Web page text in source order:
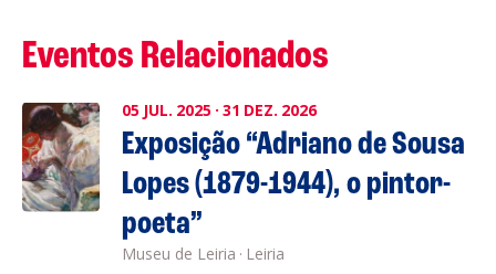
Eventos Relacionados
05 JUL. 2025 · 31 DEZ. 2026
Exposição “Adriano de Sousa
Lopes (1879-1944), o pintor-
poeta”
Museu de Leiria · Leiria